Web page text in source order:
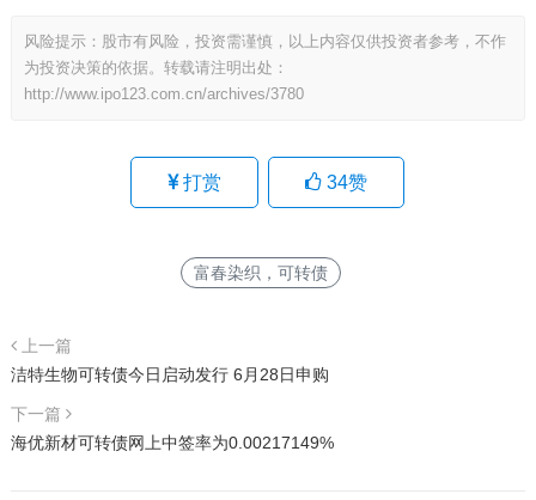
风险提示：股市有风险，投资需谨慎，以上内容仅供投资者参考，不作
为投资决策的依据。转载请注明出处：
http://www.ipo123.com.cn/archives/3780
打赏 34赞
富春染织，可转债
上一篇
洁特生物可转债今日启动发行 6月28日申购
下一篇
海优新材可转债网上中签率为0.00217149%